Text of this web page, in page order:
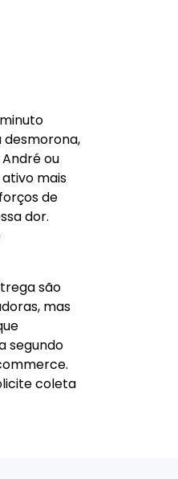
ou
mais
de
dor.
são
mas
segundo
coleta